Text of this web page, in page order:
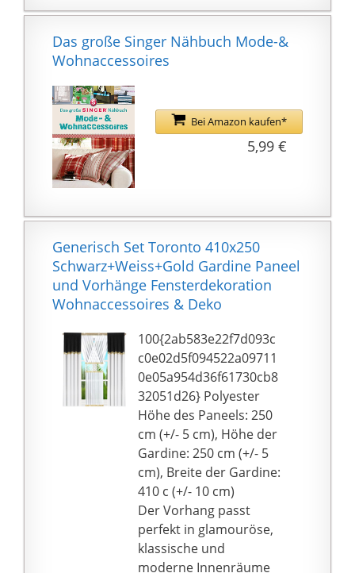
patchwork) und
sorgfältig
zusammengesetzt für
eine gleichmäβige
Rückseite ist echt
Leder.
PRODUKTABMESSUNGE
PRODUKTANWENDUNG
EN: Ideal geeignet als
natürlich dekoratives
Wohnaccessoire sowie
eine kuschelige Auflage
und Stuhl, ein
Bettüberwurf oder als
Vorlegeteppich.
PRODUKTPFLEGE:
Pflegeleicht. Waschbar
bis 30 Grad Celsius.
Bitte beachten Sie die
beiliegende
Pflegeanleitung.
Das große Singer Nähbuch Mode-&
Wohnaccessoires
Bei Amazon kaufen*
5,99 €
Generisch Set Toronto 410x250
Schwarz+Weiss+Gold Gardine Paneel
und Vorhänge Fensterdekoration
Wohnaccessoires & Deko
100{2ab583e22f7d093c
c0e02d5f094522a09711
0e05a954d36f61730cb8
32051d26} Polyester
Höhe des Paneels: 250
cm (+/- 5 cm), Höhe der
Gardine: 250 cm (+/- 5
cm), Breite der Gardine:
410 c (+/- 10 cm)
Der Vorhang passt
perfekt in glamouröse,
klassische und
moderne Innenräume